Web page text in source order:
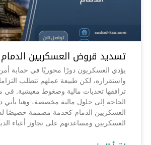
تسديد قروض العسكريين الدمام
يؤدي العسكريون دورًا محوريًا في حماية
واستقراره، لكن طبيعة عملهم تتطلب
ترافقها تحديات مالية وضغوط معيشية. في
الحاجة إلى حلول مالية مخصصة، وهنا
العسكريين الدمام كخدمة مصممة خصيصًا
العسكريين ومساعدتهم على تجاوز أعباء